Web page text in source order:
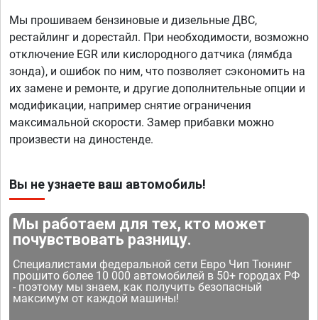
Мы прошиваем бензиновые и дизельные ДВС,
рестайлинг и дорестайл. При необходимости, возможно
отключение EGR или кислородного датчика (лямбда
зонда), и ошибок по ним, что позволяет сэкономить на
их замене и ремонте, и другие дополнительные опции и
модификации, например снятие ограничения
максимальной скорости. Замер прибавки можно
произвести на диностенде.
Вы не узнаете ваш автомобиль!
Мы работаем для тех, кто может
почувствовать разницу.
Специалистами федеральной сети Евро Чип Тюнинг
прошито более 10 000 автомобилей в 50+ городах РФ
- поэтому мы знаем, как получить безопасный
максимум от каждой машины!